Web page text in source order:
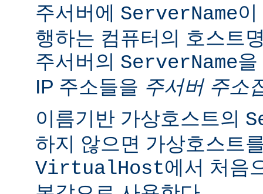
주서버에 ServerName
행하는 컴퓨터의 호스트
주서버의 ServerName
IP 주소들을 주서버 주소
이름기반 가상호스트의
하지 않으면 가상호스트
VirtualHost에서 처음